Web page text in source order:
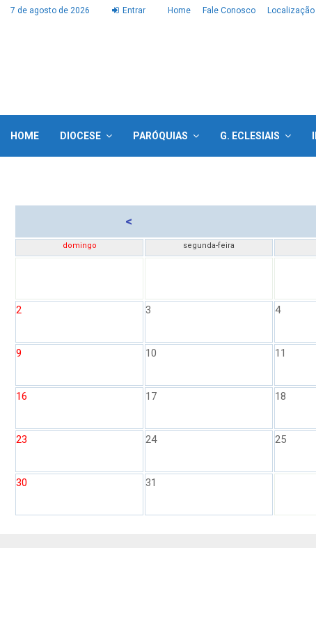
7 de agosto de 2026 Entrar Home Fale Conosco Localização
HOME DIOCESE PARÓQUIAS G. ECLESIAIS
<
domingo segunda-feira
2 3 4
9 10 11
16 17 18
23 24 25
30 31